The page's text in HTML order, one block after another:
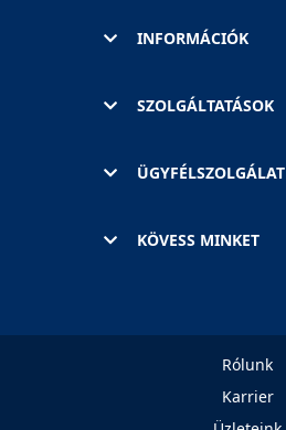
INFORMÁCIÓK
SZOLGÁLTATÁSOK
ÜGYFÉLSZOLGÁLAT
KÖVESS MINKET
Rólunk
Karrier